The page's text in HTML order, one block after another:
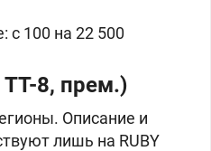
с 100 на 22 500
ТТ-8, прем.)
Описание и
лишь на RUBY